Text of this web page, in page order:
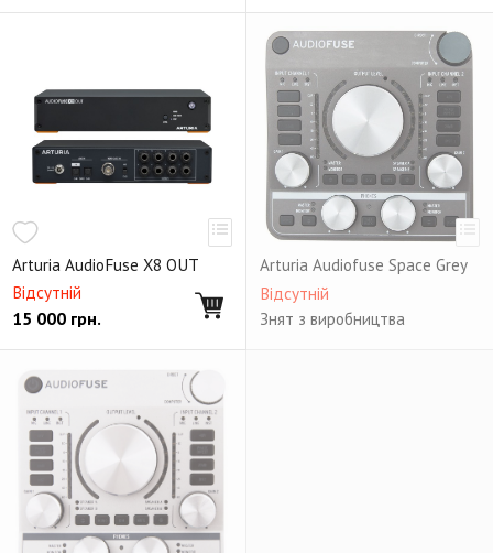
Arturia AudioFuse X8 OUT
Відсутній
15 000 грн.
Arturia Audiofuse Space Grey
Відсутній
Знят з виробництва